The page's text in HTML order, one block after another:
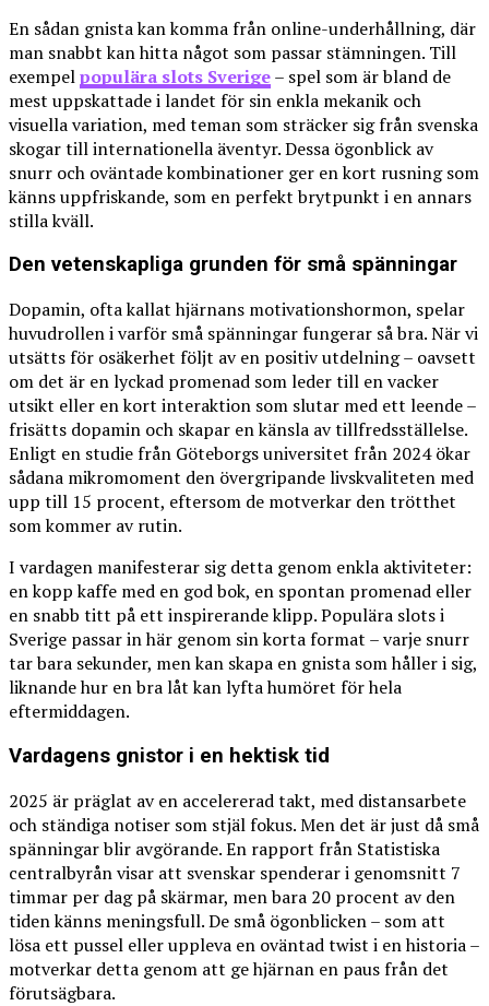
En sådan gnista kan komma från online-underhållning, där
man snabbt kan hitta något som passar stämningen. Till
exempelpopulära slots Sverige– spel som är bland de
mest uppskattade i landet för sin enkla mekanik och
visuella variation, med teman som sträcker sig från svenska
skogar till internationella äventyr. Dessa ögonblick av
snurr och oväntade kombinationer ger en kort rusning som
känns uppfriskande, som en perfekt brytpunkt i en annars
stilla kväll.
Den vetenskapliga grunden för små spänningar
Dopamin, ofta kallat hjärnans motivationshormon, spelar
huvudrollen i varför små spänningar fungerar så bra. När vi
utsätts för osäkerhet följt av en positiv utdelning – oavsett
om det är en lyckad promenad som leder till en vacker
utsikt eller en kort interaktion som slutar med ett leende –
frisätts dopamin och skapar en känsla av tillfredsställelse.
Enligt en studie från Göteborgs universitet från 2024 ökar
sådana mikromoment den övergripande livskvaliteten med
upp till 15 procent, eftersom de motverkar den trötthet
som kommer av rutin.
I vardagen manifesterar sig detta genom enkla aktiviteter:
en kopp kaffe med en god bok, en spontan promenad eller
en snabb titt på ett inspirerande klipp. Populära slots i
Sverige passar in här genom sin korta format – varje snurr
tar bara sekunder, men kan skapa en gnista som håller i sig,
liknande hur en bra låt kan lyfta humöret för hela
eftermiddagen.
Vardagens gnistor i en hektisk tid
2025 är präglat av en accelererad takt, med distansarbete
och ständiga notiser som stjäl fokus. Men det är just då små
spänningar blir avgörande. En rapport från Statistiska
centralbyrån visar att svenskar spenderar i genomsnitt 7
timmar per dag på skärmar, men bara 20 procent av den
tiden känns meningsfull. De små ögonblicken – som att
lösa ett pussel eller uppleva en oväntad twist i en historia –
motverkar detta genom att ge hjärnan en paus från det
förutsägbara.